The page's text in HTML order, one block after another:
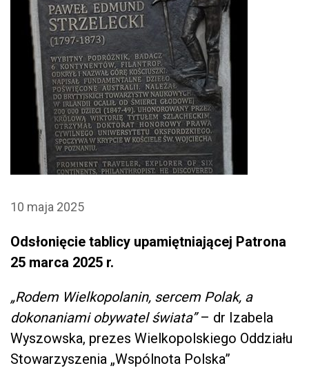
10 maja 2025
Odsłonięcie tablicy upamiętniającej Patrona
25 marca 2025 r.
„Rodem Wielkopolanin, sercem Polak, a
dokonaniami obywatel świata”– dr Izabela
Wyszowska, prezes Wielkopolskiego Oddziału
Stowarzyszenia „Wspólnota Polska”